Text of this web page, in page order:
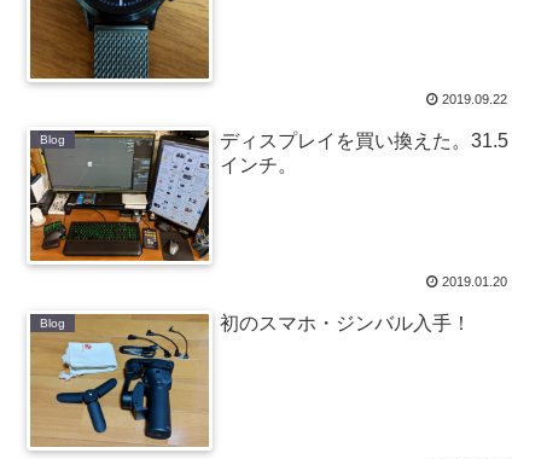
2019.09.22
Blog
ディスプレイを買い換えた。31.5
インチ。
2019.01.20
Blog 初のスマホ・ジンバル入手！